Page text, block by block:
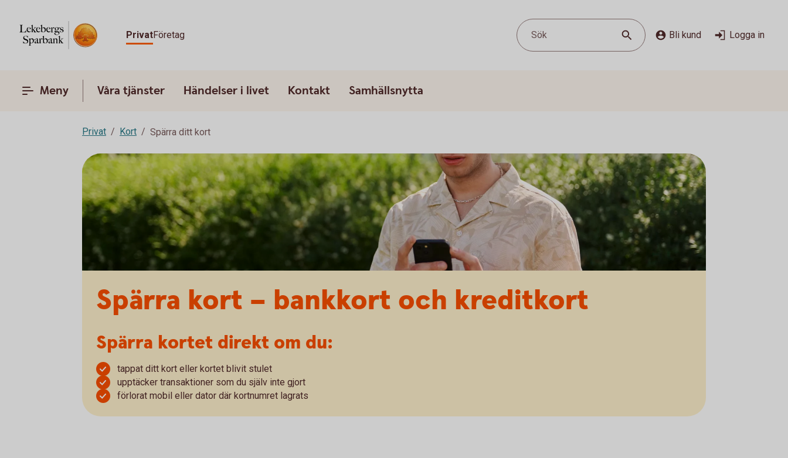
PrivatFöretag Sök Bli kund Logga in
Meny Våra tjänster Händelser i livet Kontakt Samhällsnytta
Privat Kort Spärra ditt kort
Spärra kort – bankkort och kreditkort
Spärra kortet direkt om du:
tappat ditt kort eller kortet blivit stulet
upptäcker transaktioner som du själv inte gjort
förlorat mobil eller dator där kortnumret lagrats